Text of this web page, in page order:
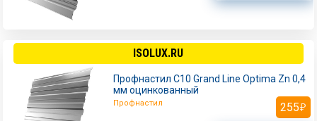
ISOLUX.RU
Профнастил С10 Grand Line Optima Zn 0,4
мм оцинкованный
Профнастил 255